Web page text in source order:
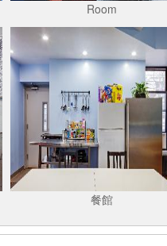
Room
餐館